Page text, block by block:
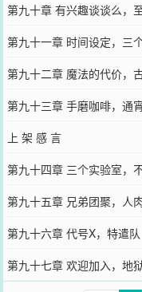
第九十章 有兴趣谈谈么，
第九十一章 时间设定，三
第九十二章 魔法的代价，
第九十三章 手磨咖啡，通
上 架 感 言
第九十四章 三个实验室，
第九十五章 兄弟团聚，人
第九十六章 代号X，特遣队
第九十七章 欢迎加入，地